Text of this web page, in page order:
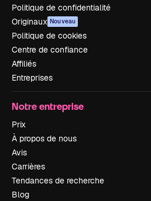
Politique de confidentialité
Originaux Nouveau
Politique de cookies
Centre de confiance
Affiliés
Entreprises
Notre entreprise
Prix
À propos de nous
Avis
Carrières
Tendances de recherche
Blog